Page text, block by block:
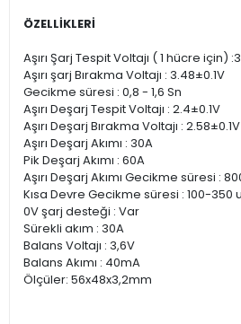
ÖZELLİKLERİ
Aşırı Şarj Tespit Voltajı ( 1 hücre için)
Aşırı şarj Bırakma Voltajı : 3.48±0.1V
Gecikme süresi : 0,8 - 1,6 Sn
Aşırı Deşarj Tespit Voltajı : 2.4±0.1V
Aşırı Deşarj Bırakma Voltajı : 2.58±0.1V
Aşırı Deşarj Akımı : 30A
Pik Deşarj Akımı : 60A
Aşırı Deşarj Akımı Gecikme süresi :
Kısa Devre Gecikme süresi : 100-350
0V şarj desteği : Var
Sürekli akım : 30A
Balans Voltajı : 3,6V
Balans Akımı : 40mA
Ölçüler: 56x48x3,2mm